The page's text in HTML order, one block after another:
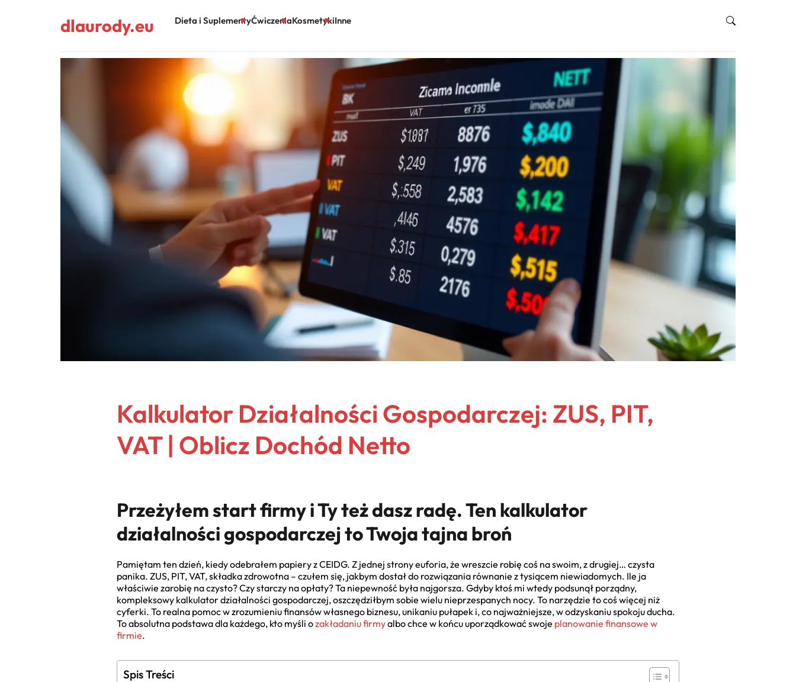
dlaurody.eu Dieta i SuplementyĆwiczeniaKosmetykiInne
Kalkulator Działalności Gospodarczej: ZUS, PIT,
VAT | Oblicz Dochód Netto
Przeżyłem start firmy i Ty też dasz radę. Ten kalkulator
działalności gospodarczej to Twoja tajna broń
Pamiętam ten dzień, kiedy odebrałem papiery z CEIDG. Z jednej strony euforia, że wreszcie robię coś na swoim, z drugiej… czysta
panika. ZUS, PIT, VAT, składka zdrowotna – czułem się, jakbym dostał do rozwiązania równanie z tysiącem niewiadomych. Ile ja
właściwie zarobię na czysto? Czy starczy na opłaty? Ta niepewność była najgorsza. Gdyby ktoś mi wtedy podsunął porządny,
kompleksowy kalkulator działalności gospodarczej, oszczędziłbym sobie wielu nieprzespanych nocy. To narzędzie to coś więcej niż
cyferki. To realna pomoc w zrozumieniu finansów własnego biznesu, unikaniu pułapek i, co najważniejsze, w odzyskaniu spokoju ducha.
To absolutna podstawa dla każdego, kto myśli ozakładaniu firmyalbo chce w końcu uporządkować swoje planowanie finansowe w
firmie.
Spis Treści